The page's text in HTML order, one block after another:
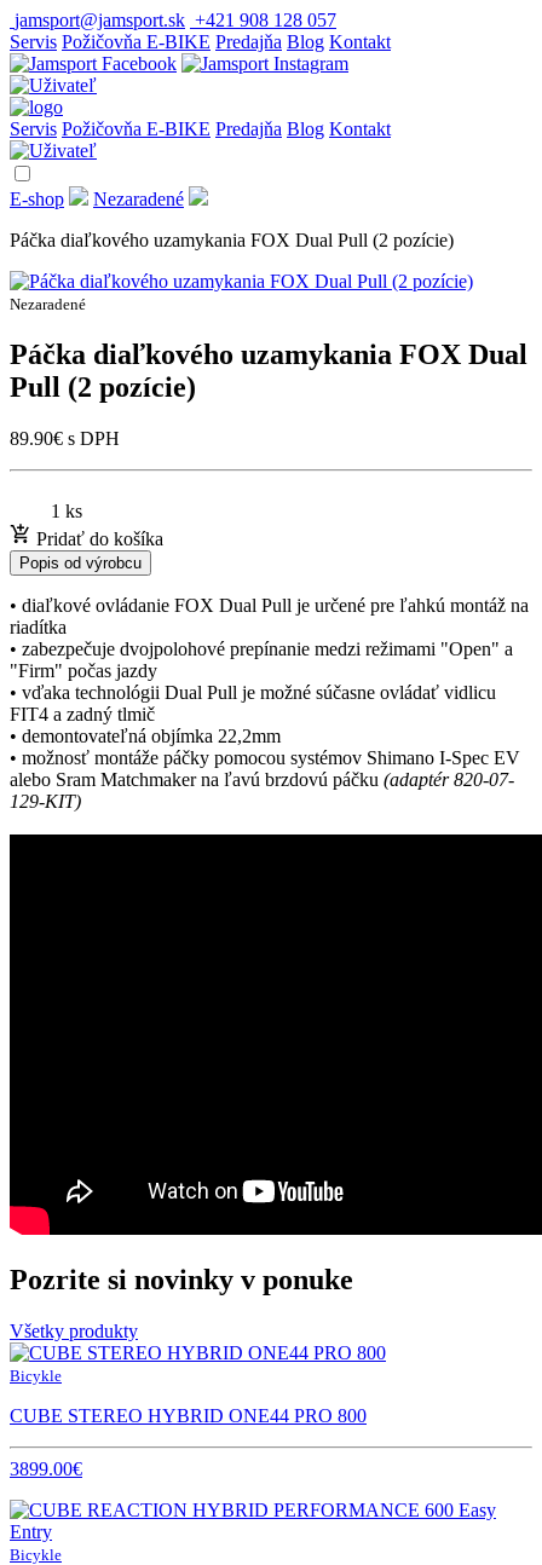
jamsport@jamsport.sk +421 908 128 057
Servis Požičovňa E-BIKE Predajňa Blog Kontakt
Servis Požičovňa E-BIKE Predajňa Blog Kontakt
E-shop
Nezaradené
Páčka diaľkového uzamykania FOX Dual Pull (2 pozície)
Nezaradené
Páčka diaľkového uzamykania FOX Dual
Pull (2 pozície)
89.90€ s DPH
1 ks
Pridať do košíka
Popis od výrobcu
• diaľkové ovládanie FOX Dual Pull je určené pre ľahkú montáž na
riadítka
• zabezpečuje dvojpolohové prepínanie medzi režimami "Open" a
"Firm" počas jazdy
• vďaka technológii Dual Pull je možné súčasne ovládať vidlicu
FIT4 a zadný tlmič
• demontovateľná objímka 22,2mm
• možnosť montáže páčky pomocou systémov Shimano I-Spec EV
alebo Sram Matchmaker na ľavú brzdovú páčku (adaptér 820-07-
129-KIT)
Pozrite si novinky v ponuke
Všetky produkty
Bicykle
CUBE STEREO HYBRID ONE44 PRO 800
3899.00€
Bicykle